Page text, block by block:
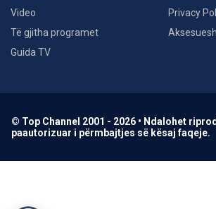
Video
Të gjitha programet
Guida TV
Privacy
© Top Channel 2001 - 2026 • Ndalohet
paautorizuar i përmbajtjes së kësaj faqeje.